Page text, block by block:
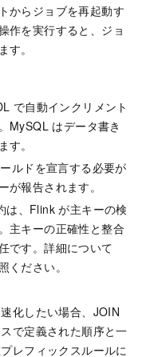
からジョブを再起動す
作を実行すると、ジョ
。
で自動インクリメント
MySQL はデータ書き
。
ルドを宣言する必要が
が報告されます。
は、Flink が主キーの検
主キーの正確性と整合
です。詳細について
ください。
化したい場合、JOIN
で定義された順序と一
レフィックスルールに